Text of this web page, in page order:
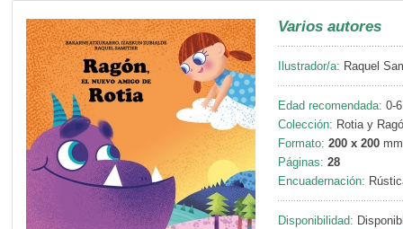
Varios autores
Ilustrador/a: Raquel
Edad recomendada: 0-
Colección: Rotia y
Formato: 200 x 200 mm
Páginas: 28
Encuadernación:
Disponibilidad: